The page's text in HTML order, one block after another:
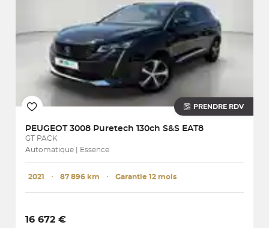
PRENDRE RDV
PEUGEOT 3008 Puretech 130ch S&S EAT8
GT PACK
Automatique | Essence
2021 ･ 87 896 km ･ Garantie 12 mois
16 672 €